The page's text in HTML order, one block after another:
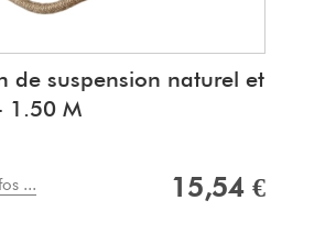
de suspension naturel et
1.50 M
... 15,54 €